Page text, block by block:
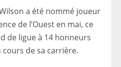
a été nommé joueur
de l’Ouest en mai, ce
de ligue à 14 honneurs
de sa carrière.